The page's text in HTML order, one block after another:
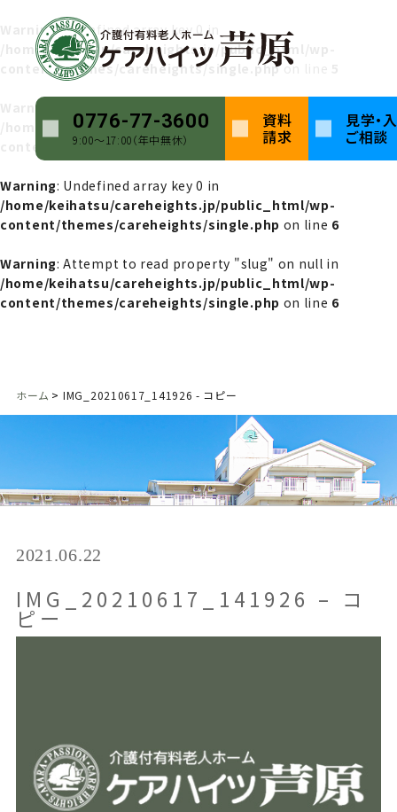
0776-77-3600
9:00〜17:00（年中無休）
資料
請求
見学・
ご相談
Warning: Undefined array key 0 in
/home/keihatsu/careheights.jp/public_html/wp-
content/themes/careheights/single.phpon line
Warning
/home/keihatsu/careheights.jp/public_html/wp-
content/themes/careheights/single.phpon line
Warning: Undefined array key 0 in
/home/keihatsu/careheights.jp/public_html/wp-
content/themes/careheights/single.php on line 6
Warning: Attempt to read property "slug" on null in
/home/keihatsu/careheights.jp/public_html/wp-
content/themes/careheights/single.php on line 6
ホーム IMG_20210617_141926 - コピー
2021.06.22
IMG_20210617_141926 – コ
ピー